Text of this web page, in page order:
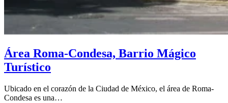
Área Roma-Condesa, Barrio Mágico
Turístico
Ubicado en el corazón de la Ciudad de México, el área de Roma-
Condesa es una…